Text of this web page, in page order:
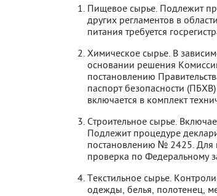
Пищевое сырье. Подлежит
других регламентов в
питания требуется
Химическое сырье. В
основании решения
постановлению
паспорт безопасности
включается в комплект
Строительное сырье.
Подлежит процедуре
постановлению № 2425. Для
проверка по Федеральному
Текстильное сырье.
одежды, белья, полотенец,